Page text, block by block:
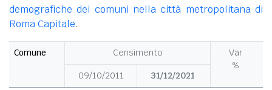
demografiche dei comuni nella città metropolitana di
Roma Capitale.
Comune Censimento
Var
%
09/10/2011
31/12/2021